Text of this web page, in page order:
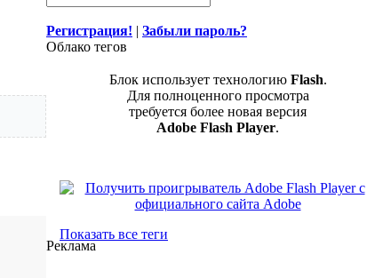
Регистрация! | Забыли пароль?
Облако тегов
Блок использует технологию Flash.
Для полноценного просмотра
требуется более новая версия
Adobe Flash Player.
Показать все теги
Реклама